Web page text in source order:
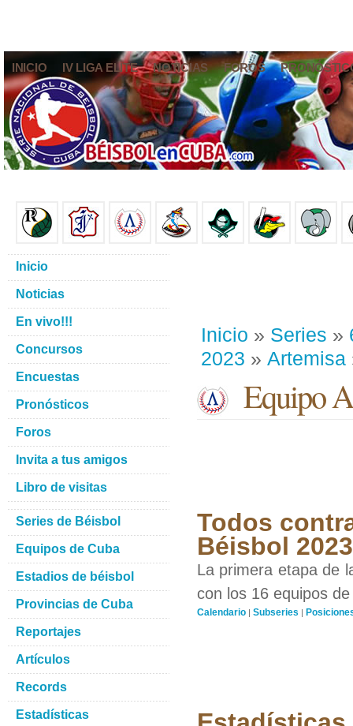
INICIO IV LIGA ELITE NOTICIAS FOROS
Inicio » Series »
2023 » Artemisa
Equipo
Todos
Béisbol 2023
La primera etapa de
con los 16 equipos
Calendario | Subseries |
Inicio
Noticias
En vivo!!!
Concursos
Encuestas
Pronósticos
Foros
Invita a tus amigos
Libro de visitas
Series de Béisbol
Equipos de Cuba
Estadios de béisbol
Provincias de Cuba
Reportajes
Artículos
Records
Estadísticas